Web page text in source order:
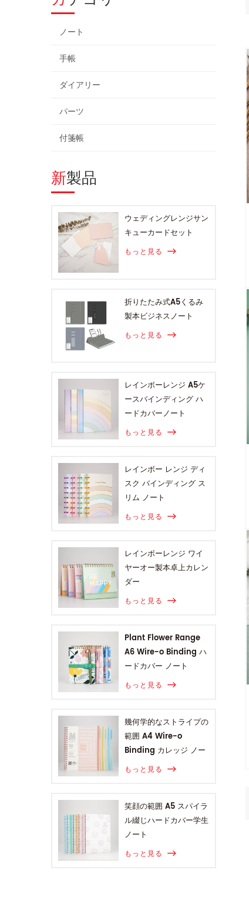
ノート
手帳
ダイアリー
パーツ
付箋帳
新製品
ウェディングレンジサン
キューカードセット
もっと見る
折りたたみ式A5くるみ
製本ビジネスノート
もっと見る
レインボーレンジ A5ケ
ースバインディング ハ
ードカバーノート
もっと見る
レインボー レンジ ディ
スク バインディング ス
リム ノート
もっと見る
レインボーレンジ ワイ
ヤーオー製本卓上カレン
ダー
もっと見る
Plant Flower Range
A6 Wire-o Binding ハ
ードカバー ノート
もっと見る
幾何学的なストライプの
範囲 A4 Wire-o
Binding カレッジ ノー
ト
もっと見る
笑顔の範囲 A5 スパイラ
ル綴じハードカバー学生
ノート
もっと見る